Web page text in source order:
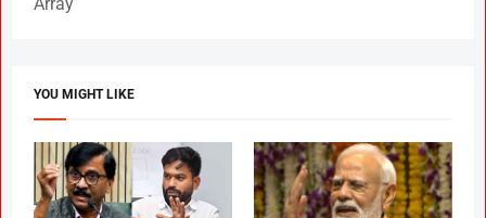
YOU MIGHT LIKE